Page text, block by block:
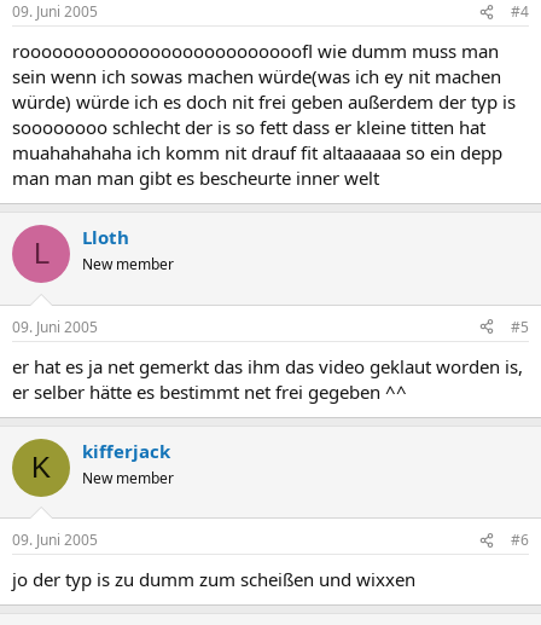
09. Juni 2005 #4
roooooooooooooooooooooooooofl wie dumm muss man
sein wenn ich sowas machen würde(was ich ey nit machen
würde) würde ich es doch nit frei geben außerdem der typ is
soooooooo schlecht der is so fett dass er kleine titten hat
muahahahaha ich komm nit drauf fit altaaaaaa so ein depp
man man man gibt es bescheurte inner welt
L Lloth
New member
09. Juni 2005 #5
er hat es ja net gemerkt das ihm das video geklaut worden is,
er selber hätte es bestimmt net frei gegeben ^^
K kifferjack
New member
09. Juni 2005 #6
jo der typ is zu dumm zum scheißen und wixxen